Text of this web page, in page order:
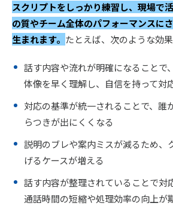
スクリプトをしっかり練習し、現場で
の質やチーム全体のパフォーマンスに
生まれます。 たとえば、次のような効
話す内容や流れが明確になることで
体像を早く理解し、自信を持って対
対応の基準が統一されることで、誰
らつきが出にくくなる
説明のブレや案内ミスが減るため、
げるケースが増える
話す内容が整理されていることで対
通話時間の短縮や処理効率の向上が